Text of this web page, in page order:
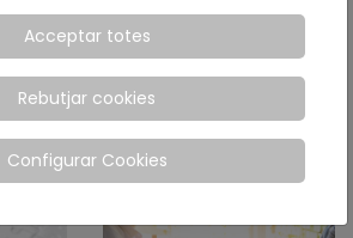
els
la
atenció en el dia a dia
empresarial i una adaptació
als diferents moments
econòmics. Un bona aplicació
del dret laboral evita la
generació de conflictes.
Acceptar totes
Rebutjar cookies
Configurar Cookies